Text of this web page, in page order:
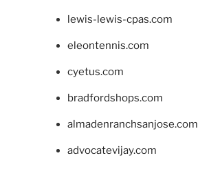
lewis-lewis-cpas.com
eleontennis.com
cyetus.com
bradfordshops.com
almadenranchsanjose.com
advocatevijay.com